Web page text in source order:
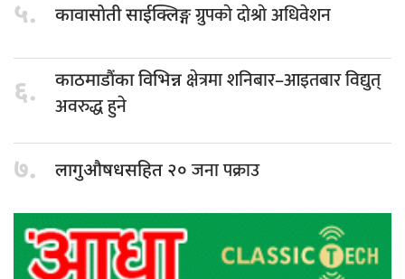
५. कावासाेती साईक्लिङ्गग्रुपकाे दाेश्राे अधिवेशन
६. काठमाडौंका विभिन्नक्षेत्रमा शनिबार–आइतबार विद्युत्
अवरुद्ध हुने
७. लागुऔषधसहित २०जना पक्राउ